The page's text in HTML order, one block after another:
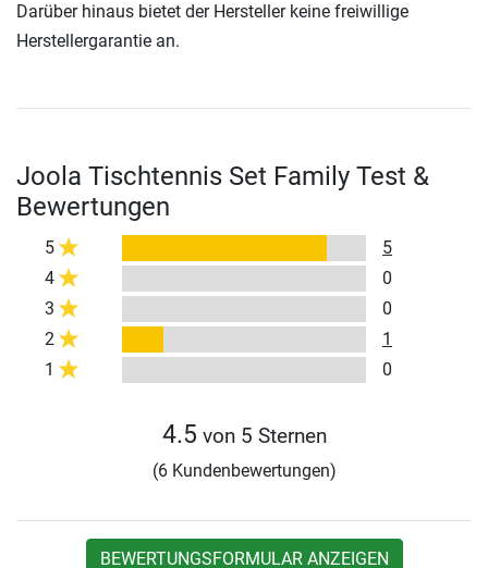
Darüber hinaus bietet der Hersteller keine freiwillige
Herstellergarantie an.
Joola Tischtennis Set Family Test &
Bewertungen
5
5
4
0
3
0
2
1
1
0
4.5 von 5 Sternen
(6 Kundenbewertungen)
BEWERTUNGSFORMULAR ANZEIGEN